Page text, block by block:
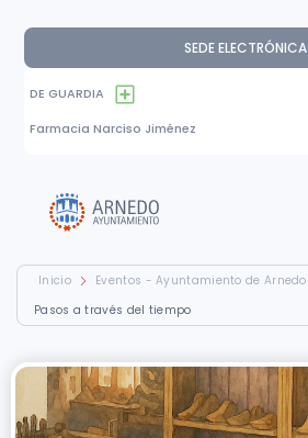
SEDE ELECTRÓNICA
DE GUARDIA
Farmacia Narciso Jiménez
Inicio Eventos - Ayuntamiento de Arnedo
Pasos a través del tiempo